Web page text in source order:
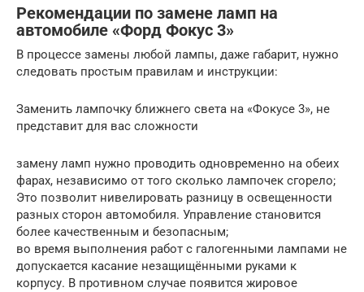
Рекомендации по замене ламп на
автомобиле «Форд Фокус 3»
В процессе замены любой лампы, даже габарит, нужно
следовать простым правилам и инструкции:
Заменить лампочку ближнего света на «Фокусе 3», не
представит для вас сложности
замену ламп нужно проводить одновременно на обеих
фарах, независимо от того сколько лампочек сгорело;
Это позволит нивелировать разницу в освещенности
разных сторон автомобиля. Управление становится
более качественным и безопасным;
во время выполнения работ с галогенными лампами не
допускается касание незащищёнными руками к
корпусу. В противном случае появится жировое